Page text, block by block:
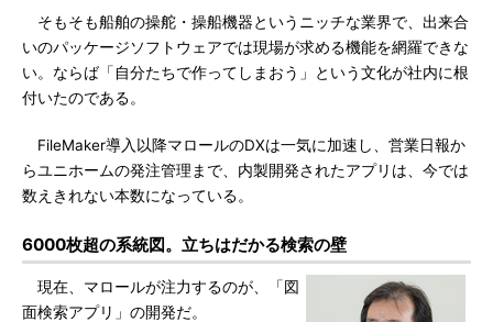
そもそも船舶の操舵・操船機器というニッチな業界で、出来合
いのパッケージソフトウェアでは現場が求める機能を網羅できな
い。ならば「自分たちで作ってしまおう」という文化が社内に根
付いたのである。
FileMaker導入以降マロールのDXは一気に加速し、営業日報か
らユニホームの発注管理まで、内製開発されたアプリは、今では
数えきれない本数になっている。
6000枚超の系統図。立ちはだかる検索の壁
現在、マロールが注力するのが、「図
面検索アプリ」の開発だ。